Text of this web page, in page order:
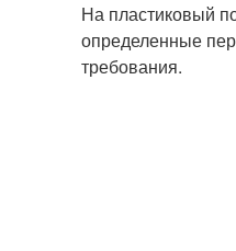
На пластиковый
определенные
требования.